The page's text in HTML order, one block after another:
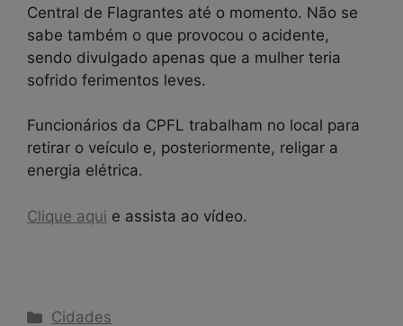
Central de Flagrantes até o momento. Não se
sabe também o que provocou o acidente,
sendo divulgado apenas que a mulher teria
sofrido ferimentos leves.
Funcionários da CPFL trabalham no local para
retirar o veículo e, posteriormente, religar a
energia elétrica.
Clique aqui e assista ao vídeo.
Categorias
Cidades